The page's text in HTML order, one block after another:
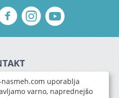
53 42
nasmeh.com
uporablja
varno, naprednejšo